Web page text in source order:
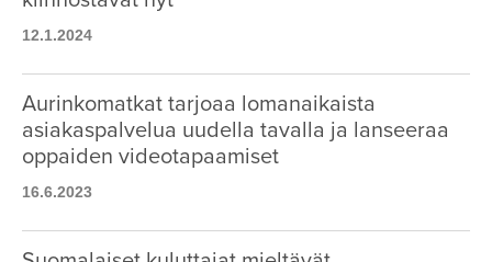
12.1.2024
Aurinkomatkat tarjoaa lomanaikaista
asiakaspalvelua uudella tavalla ja lanseeraa
oppaiden videotapaamiset
16.6.2023